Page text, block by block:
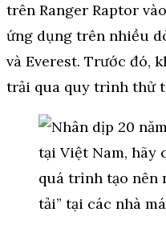
trên Ranger Raptor
ứng dụng trên nhiều
và Everest. Trước đó,
trải qua quy trình thử